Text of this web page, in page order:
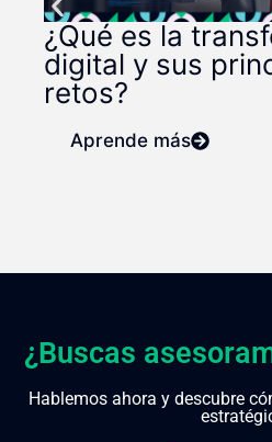
¿Qué es la
digital y sus
retos?
Aprende más
¿Buscas
Hablemos ahora y descubre